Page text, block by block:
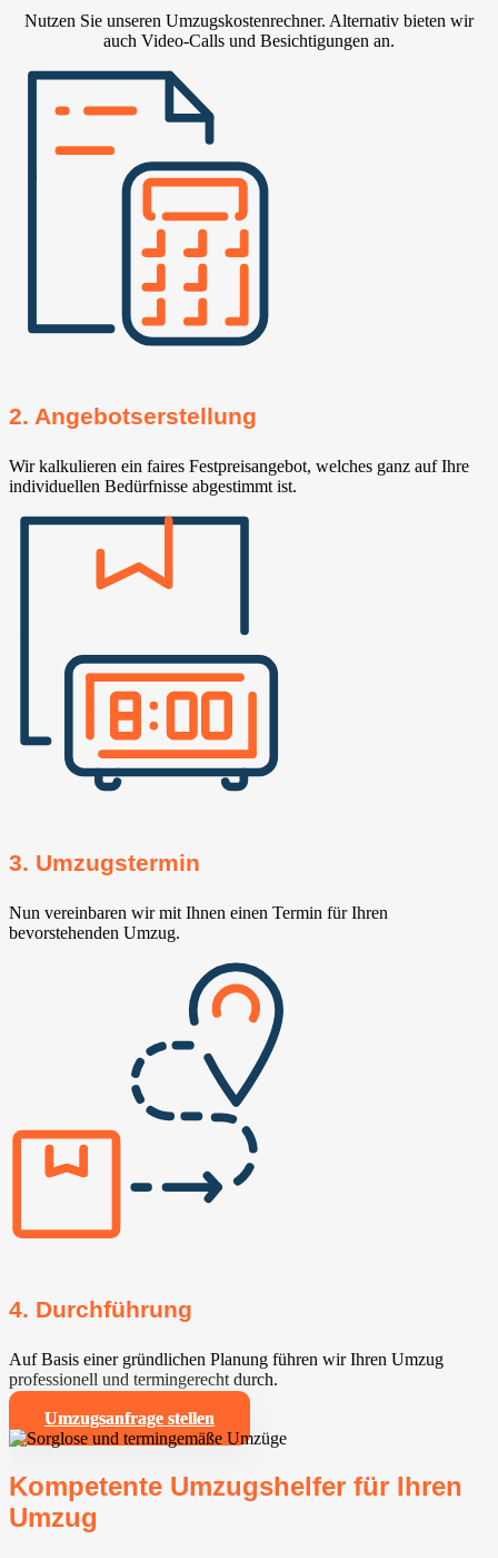
Nutzen Sie unseren Umzugskostenrechner. Alternativ bieten wir
auch Video-Calls und Besichtigungen an.
2. Angebotserstellung
Wir kalkulieren ein faires Festpreisangebot, welches ganz auf Ihre
individuellen Bedürfnisse abgestimmt ist.
3. Umzugstermin
Nun vereinbaren wir mit Ihnen einen Termin für Ihren
bevorstehenden Umzug.
4. Durchführung
Auf Basis einer gründlichen Planung führen wir Ihren Umzug
professionell und termingerecht durch.
Umzugsanfrage stellen
Kompetente Umzugshelfer für Ihren
Umzug